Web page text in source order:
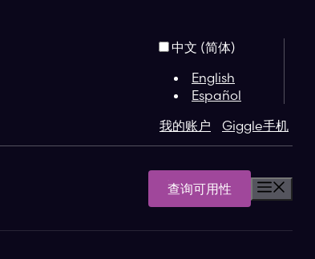
中文 (简体)
English
Español
我的账户
Giggle手机
查询可用性